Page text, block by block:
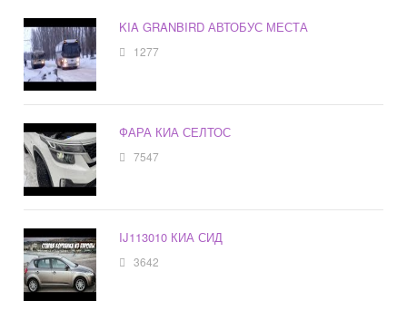
KIA GRANBIRD АВТОБУС МЕСТА
1277
ФАРА КИА СЕЛТОС
7547
IJ113010 КИА СИД
3642